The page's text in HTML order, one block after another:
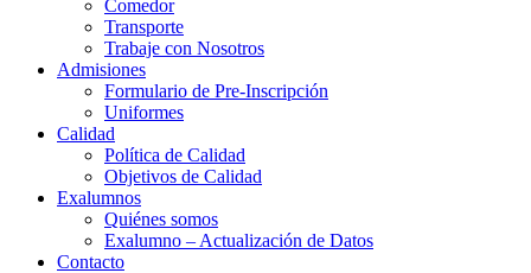
Comedor
Transporte
Trabaje con Nosotros
Admisiones
Formulario de Pre-Inscripción
Uniformes
Calidad
Política de Calidad
Objetivos de Calidad
Exalumnos
Quiénes somos
Exalumno – Actualización de Datos
Contacto